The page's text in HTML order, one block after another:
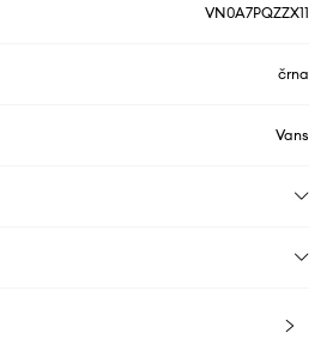
VN0A7PQZZX11
črna
Vans